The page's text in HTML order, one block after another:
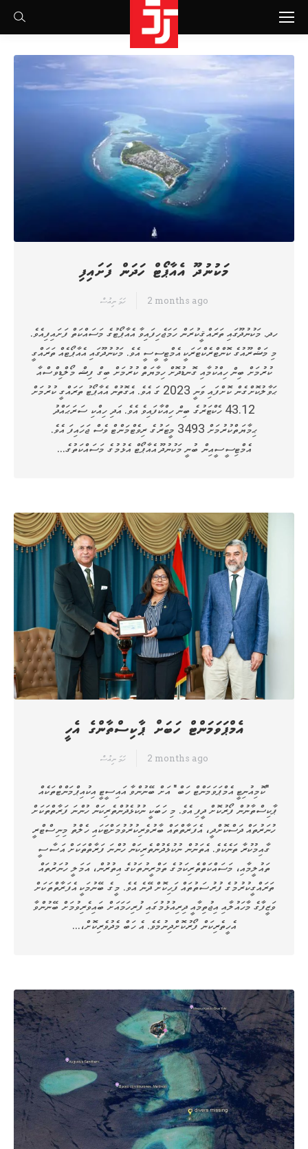
Search:
މަކުނުދޫ އެއާޕޯޓް ހަދަން ފަށައިފި
ހަމަ ނިއުސް 2 months ago
ހދ. މަކުނުދޫގައި ތަރައްޤީކުރަން ހަމަޖެހިފައިވާ އެއާޕޯޓުގެ މަސައްކަތް ފަށައިފިއެވެ.
މި މަޝްރޫއުގެ ކޮންޓްރެކްޓަރަކީ އެމްޓީސީސީ އެވެ. މަކުނުދޫގައި އެއާޕޯޓެއް ތަރައްގީ
ކުރުމަށް ބިން ހިއްކުމާއި ގޮނޑުދޮށް ހިމާޔަތް ކުރުމަށް ބިގް ފިޝް މޯލްޑިވްސްއާ
ޙަވާލުކޮށްގެން ކޮށްފައި ވަނީ 2023 ގަ އެވެ. އެގޮތުން އެއާޕޯޓު ތަރައްގީ ކުރުމަށް
43.12 ހެކްޓަރުގެ ބިން ހިއްކާފައިވެ އެވެ. އަދި ހިއްކި ސަރަޙައްދު
ޙިމާޔަތްކުރުމަށް 3493 މީޓަރުގެ ރިވެޓްމަންޓް ވެސް ޖަހައިފަ އެވެ.
އެމްޓިސީސީއިން ބުނީ މަކުނުދޫ އެއާޕޯޓް އެޅުމުގެ މަސައްކަތުގެ…
އެމްޕަވަމަންޓް ހަބަށް ޕާކިސްތާންގެ އެހީ
ހަމަ ނިއުސް 2 months ago
"ކޮމިއުނިޓީ އެމްޕަވަމަންޓް ހަބް" އަށް ބޭނުންވާ އައިސީޓީ އިކުއިޕްމަންޓްތަކެއް
ޕާކިސްތާނުން ފޯރުކޮށް ދީފި އެވެ. މި ހަބަކީ ނުކުޅެދުންތެރިކަން ހުންނަ ފަރާތްތަކަށް
ހުނަރުތައް ދަސްކޮށްދީ، އެފަރާތްތައް ބާރުވެރިކުރުވުމަށްޓަކައި ހެލްތު މިނިސްޓްރީ
ގާއިމުކުރާ ތަނެކެވެ. އެތަނުން ނުކުޅެދުންތެރިކަން ހުންނަ ފަރާތްތަކަށް އަސާސީ
ތައުލީމާއި، މަސައްކަތްތެރިކަމުގެ ތަމްރީނުތަކުގެ އިތުރުން، އަމަލީ ހުނަރުތައް
ތަރައްގީކުރުމުގެ ފުރުސަތުތައް ފަހިކޮށް ދޭނެ އެވެ. މީގެ ބޭނުމަކީ އެފަރާތްތަކަށް
ވަޒީފާގެ މާހައުލާއި އިޖުތިމާއީ ދިރިއުޅުމުގައި ފުރިހަމައަށް ބައިވެރިވުމަށް ބޭނުންވާ
އެހީތެރިކަން ފޯރުކޮށްދިނުމެވެ. އެ ހަބް މެދުވެރިކޮށް،…